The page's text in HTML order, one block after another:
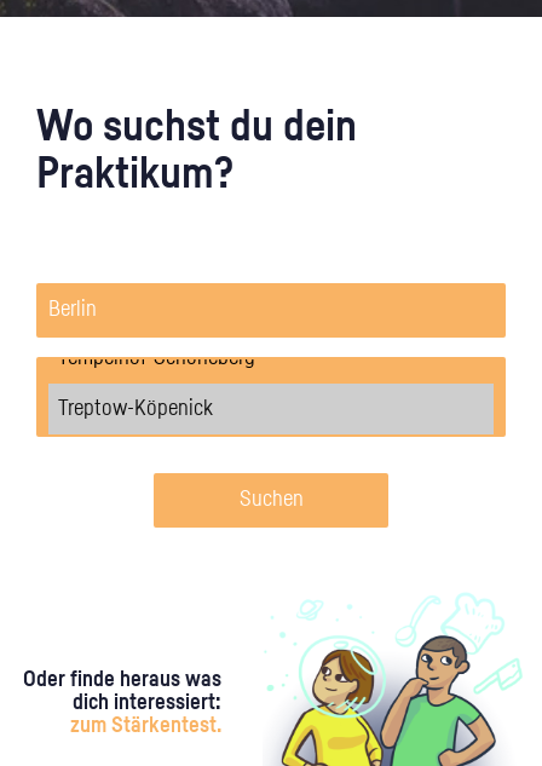
Wo suchst du dein
Praktikum?
Suchen
Oder finde heraus was
dich interessiert:
zum Stärkentest.